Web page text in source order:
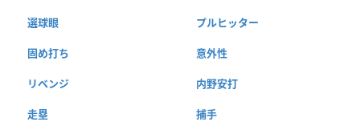
選球眼 プルヒッター
固め打ち 意外性
リベンジ 内野安打
走塁 捕手